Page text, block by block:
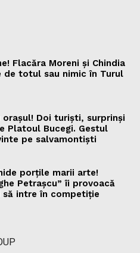
Flacăra Moreni și Chindia
totul sau nimic în Turul
Doi turiști, surprinși
Platoul Bucegi. Gestul
pe salvamontiști
porțile marii arte!
Petrașcu” îi provoacă
intre în competiție